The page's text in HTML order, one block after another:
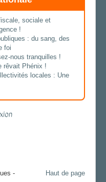
sociale et
!
: du sang, des
foi
nous tranquilles !
rêvait Phénix !
locales : Une
Haut de page
-